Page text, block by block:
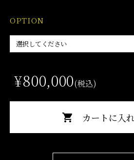
OPTION
¥800,000(税込)